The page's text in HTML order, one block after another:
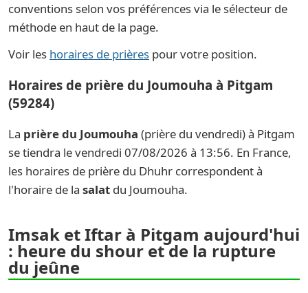
conventions selon vos préférences via le sélecteur de
méthode en haut de la page.
Voir les horaires de prières pour votre position.
Horaires de prière du Joumouha à Pitgam
(59284)
La prière du Joumouha (prière du vendredi) à Pitgam
se tiendra le vendredi 07/08/2026 à 13:56. En France,
les horaires de prière du Dhuhr correspondent à
l'horaire de la salat du Joumouha.
Imsak et Iftar à Pitgam aujourd'hui
: heure du shour et de la rupture
du jeûne